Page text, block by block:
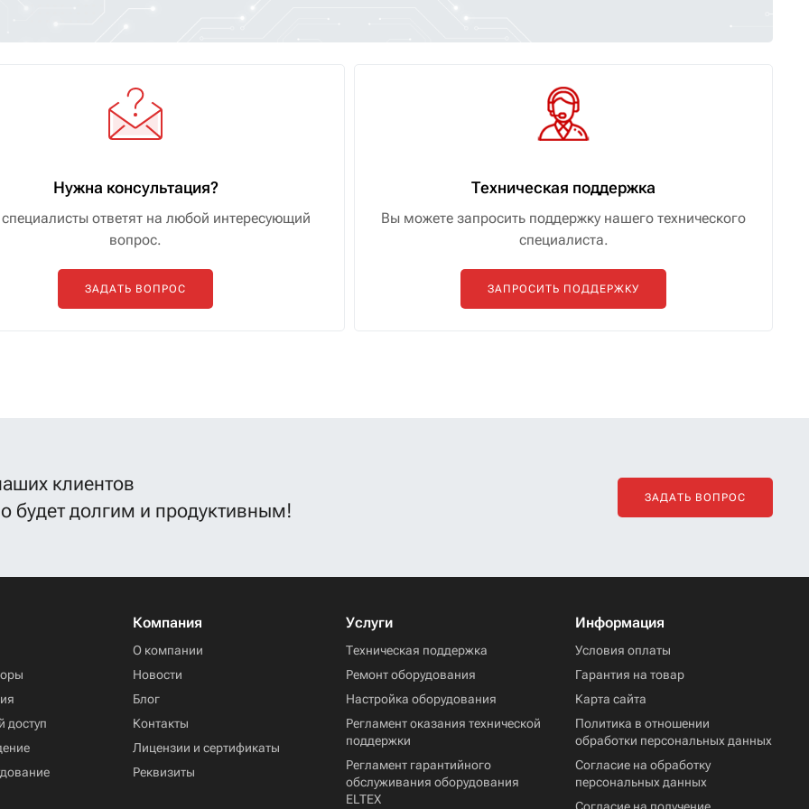
Нужна консультация?
ответят на любой интересующий
вопрос.
ЗАДАТЬ ВОПРОС
Техническая поддержка
Вы можете запросить поддержку нашего технического
специалиста.
ЗАПРОСИТЬ ПОДДЕРЖКУ
клиентов
будет долгим и продуктивным!
ЗАДАТЬ ВОПРОС
доступ
Компания
О компании
Новости
Блог
Контакты
Лицензии и сертификаты
Реквизиты
Услуги
Техническая поддержка
Ремонт оборудования
Настройка оборудования
Регламент оказания технической
поддержки
Регламент гарантийного
обслуживания оборудования
ELTEX
Информация
Условия оплаты
Гарантия на товар
Карта сайта
Политика в отношении
обработки персональных данных
Согласие на обработку
персональных данных